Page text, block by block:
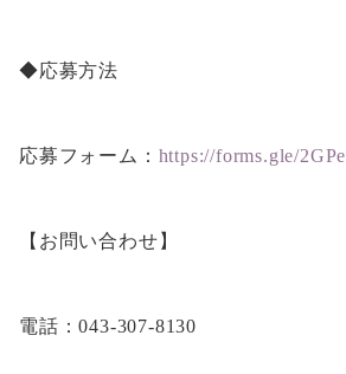
◆応募方法
応募フォーム： https://forms.gle/
【お問い合わせ】
電話：043-307-8130